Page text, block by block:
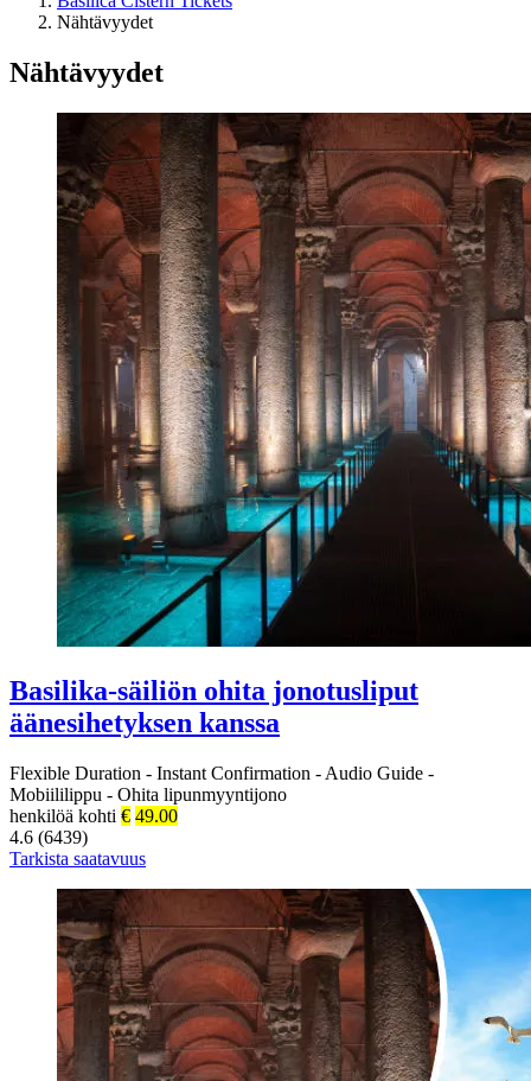
Nähtävyydet
Nähtävyydet
Basilika-säiliön ohita jonotusliput
äänesihetyksen kanssa
Flexible Duration - Instant Confirmation - Audio Guide -
Mobiililippu - Ohita lipunmyyntijono
henkilöä kohti € 49.00
4.6 (6439)
Tarkista saatavuus